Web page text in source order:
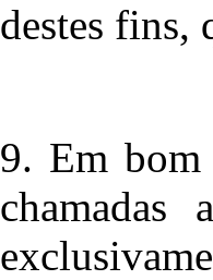
destes fins,
9. Em bom
chamadas